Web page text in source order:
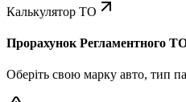
Калькулятор ТО
Прорахунок Регламентного
Оберіть свою марку авто, тип